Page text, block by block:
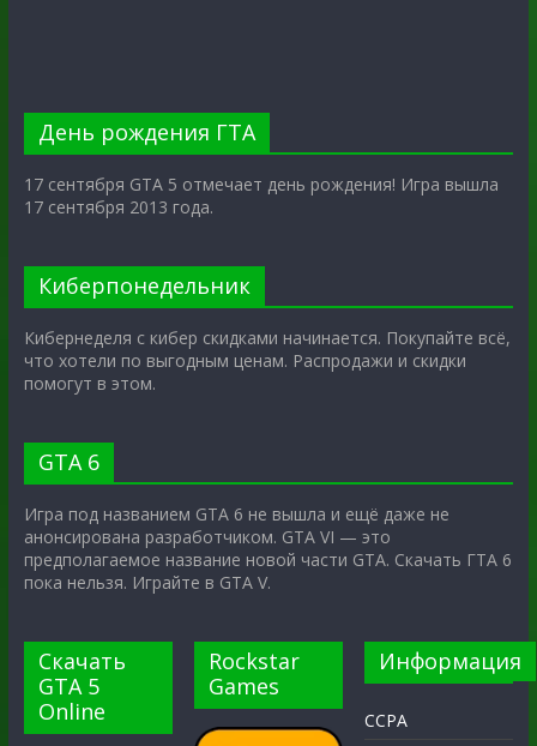
День рождения ГТА
17 сентября GTA 5 отмечает день рождения! Игра вышла
17 сентября 2013 года.
Киберпонедельник
Кибернеделя с кибер скидками начинается. Покупайте всё,
что хотели по выгодным ценам. Распродажи и скидки
помогут в этом.
GTA 6
Игра под названием GTA 6 не вышла и ещё даже не
анонсирована разработчиком. GTA VI — это
предполагаемое название новой части GTA. Скачать ГТА 6
пока нельзя. Играйте в GTA V.
Скачать
GTA 5
Online
Rockstar
Games
Информация
CCPA